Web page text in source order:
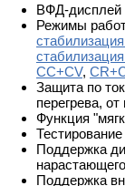
ВФД-дисплей
Режимы
CC+CV,
Защита по
перегрева,
Функция
Поддержка
Поддержка